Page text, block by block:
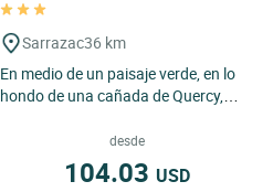
Sarrazac36 km
En medio de un paisaje verde, en lo
hondo de una cañada de Quercy,
Frente a la vieja...desde
104.03 USD